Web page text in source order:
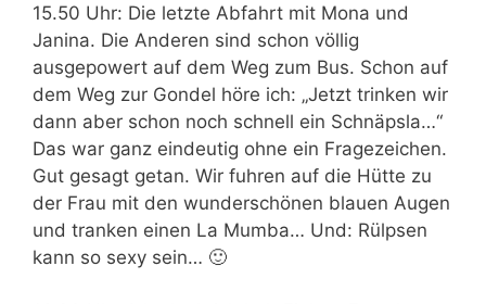
15.50 Uhr: Die letzte Abfahrt mit Mona und
Janina. Die Anderen sind schon völlig
ausgepowert auf dem Weg zum Bus. Schon auf
dem Weg zur Gondel höre ich: „Jetzt trinken wir
dann aber schon noch schnell ein Schnäpsla…“
Das war ganz eindeutig ohne ein Fragezeichen.
Gut gesagt getan. Wir fuhren auf die Hütte zu
der Frau mit den wunderschönen blauen Augen
und tranken einen La Mumba… Und: Rülpsen
kann so sexy sein… 🙂